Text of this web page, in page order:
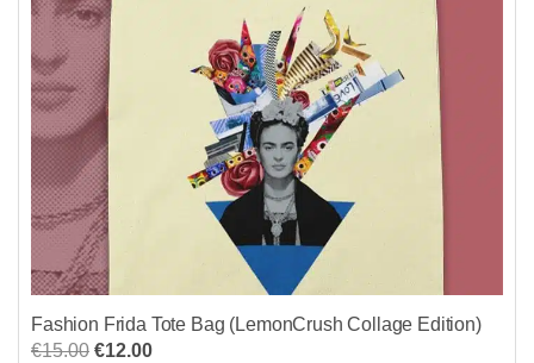
Fashion Frida Tote Bag (LemonCrush Collage Edition)
€15.00 Original
€12.00Η